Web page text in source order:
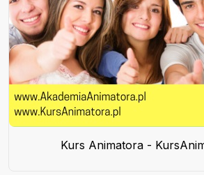
Kurs Animatora -